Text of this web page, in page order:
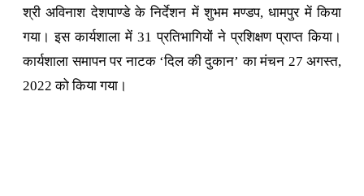
श्री अविनाश देशपाण्डे के निर्देशन में शुभम मण्डप, धामपुर में किया
गया। इस कार्यशाला में 31 प्रतिभागियों ने प्रशिक्षण प्राप्त किया।
कार्यशाला समापन पर नाटक ‘दिल की दुकान’ का मंचन 27 अगस्त,
2022 को किया गया।